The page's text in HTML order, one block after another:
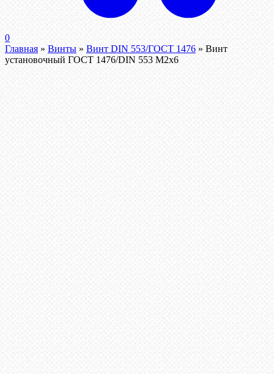
0
Главная » Винты » Винт DIN 553/ГОСТ 1476 » Винт
установочный ГОСТ 1476/DIN 553 М2х6